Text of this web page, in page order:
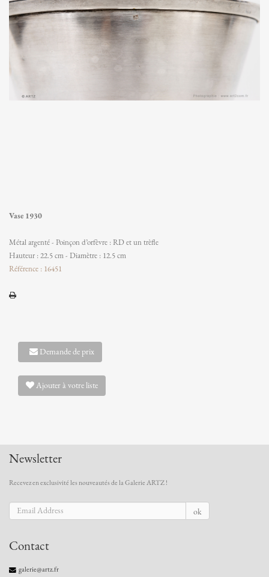
Vase 1930
Métal argenté - Poinçon d’orfèvre : RD et un trèfle
Hauteur : 22.5 cm - Diamètre : 12.5 cm
Référence : 16451
Demande de prix
Ajouter à votre liste
Newsletter
Recevez en exclusivité les nouveautés de la Galerie ARTZ !
ok
Contact
galerie@artz.fr